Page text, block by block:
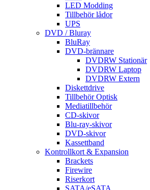
LED Modding
Tillbehör lådor
UPS
DVD / Bluray
BluRay
DVD-brännare
DVDRW Stationär
DVDRW Laptop
DVDRW Extern
Diskettdrive
Tillbehör Optisk
Mediatillbehör
CD-skivor
Blu-ray-skivor
DVD-skivor
Kassettband
Kontrollkort & Expansion
Brackets
Firewire
Riserkort
SATA/eSATA